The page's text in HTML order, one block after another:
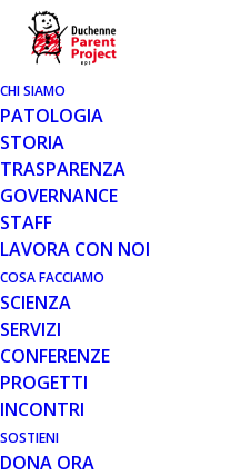
CHI SIAMO
PATOLOGIA
STORIA
TRASPARENZA
GOVERNANCE
STAFF
LAVORA CON NOI
COSA FACCIAMO
SCIENZA
SERVIZI
CONFERENZE
PROGETTI
INCONTRI
SOSTIENI
DONA ORA
AREA ISTITUZIONALE PP
10 SET 2018
DIVERSITY
LAVORO